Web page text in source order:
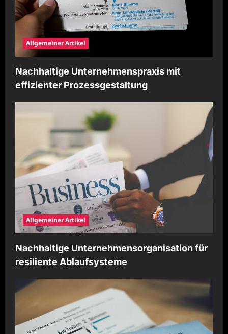
Allgemeiner Artikel
Nachhaltige Unternehmenspraxis mit
effizienter Prozessgestaltung
Allgemeiner Artikel
Nachhaltige Unternehmensorganisation für
resiliente Ablaufsysteme